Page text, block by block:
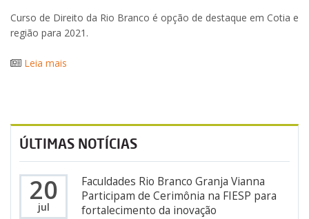
Curso de Direito da Rio Branco é opção de destaque em Cotia e
região para 2021.
Leia mais
ÚLTIMAS NOTÍCIAS
20
jul
Faculdades Rio Branco Granja Vianna
Participam de Cerimônia na FIESP para
fortalecimento da inovação